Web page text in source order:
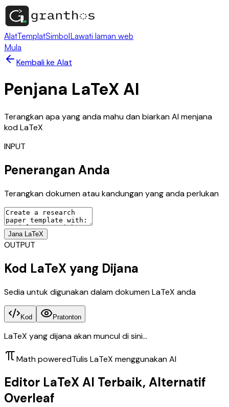
AlatTemplatSimbolLawati laman web
Mula
Kembali ke Alat
Penjana LaTeX AI
Terangkan apa yang anda mahu dan biarkan AI menjana
kod LaTeX
INPUT
Penerangan Anda
Terangkan dokumen atau kandungan yang anda perlukan
Jana LaTeX
OUTPUT
Kod LaTeX yang Dijana
Sedia untuk digunakan dalam dokumen LaTeX anda
Kod Pratonton
LaTeX yang dijana akan muncul di sini...
Math poweredTulis LaTeX menggunakan AI
Editor LaTeX AI Terbaik, Alternatif
Overleaf